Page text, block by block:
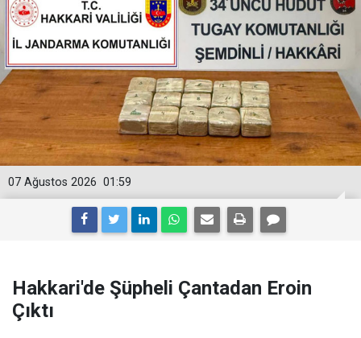
01:59
07 Ağustos 2026
Hakkari'de Şüpheli Çantadan Eroin
Çıktı